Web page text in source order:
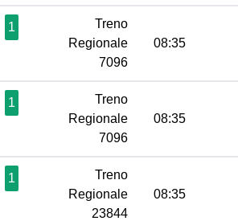
1
Treno
Regionale
7096
08:35
1
Treno
Regionale
7096
08:35
1
Treno
Regionale
23844
08:35